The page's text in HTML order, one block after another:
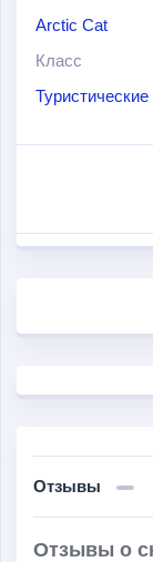
Arctic Cat
Класс
Отзывы
Отзывы о